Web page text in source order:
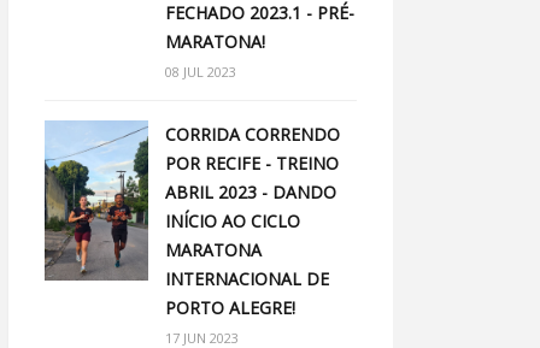
FECHADO 2023.1 - PRÉ-
MARATONA!
08 JUL 2023
CORRIDA CORRENDO
POR RECIFE - TREINO
ABRIL 2023 - DANDO
INÍCIO AO CICLO
MARATONA
INTERNACIONAL DE
PORTO ALEGRE!
17 JUN 2023